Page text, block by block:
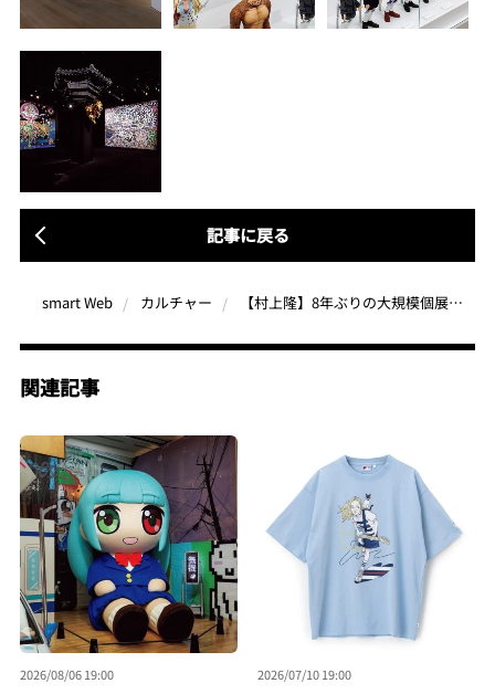
記事に戻る
smart Web カルチャー 【村上隆】8年ぶりの大規模個展「村上隆 もののけ 京都」は新作が9割。会場限定グッズも大充実で絶対に見逃せない！
関連記事
2026/08/06 19:00 2026/07/10 19:00